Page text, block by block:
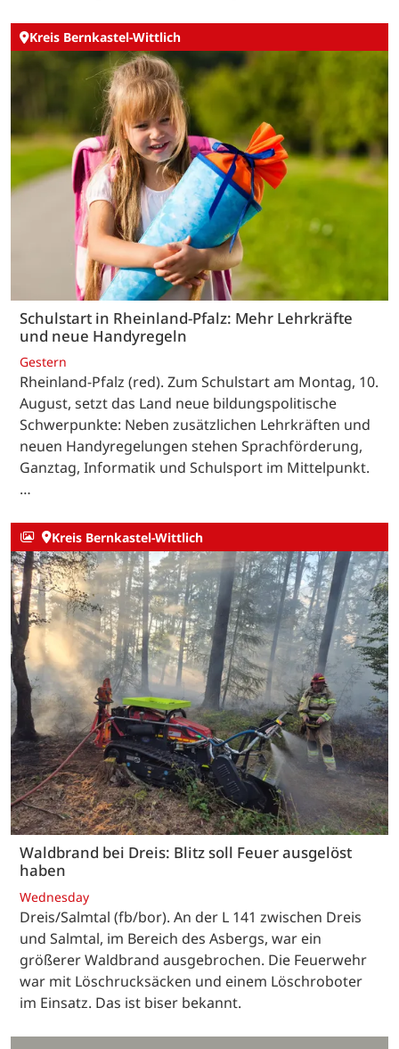
Kreis Bernkastel-Wittlich
Schulstart in Rheinland-Pfalz: Mehr Lehrkräfte
und neue Handyregeln
Gestern
Rheinland-Pfalz (red). Zum Schulstart am Montag, 10.
August, setzt das Land neue bildungspolitische
Schwerpunkte: Neben zusätzlichen Lehrkräften und
neuen Handyregelungen stehen Sprachförderung,
Ganztag, Informatik und Schulsport im Mittelpunkt.
…
Kreis Bernkastel-Wittlich
Waldbrand bei Dreis: Blitz soll Feuer ausgelöst
haben
Wednesday
Dreis/Salmtal (fb/bor). An der L 141 zwischen Dreis
und Salmtal, im Bereich des Asbergs, war ein
größerer Waldbrand ausgebrochen. Die Feuerwehr
war mit Löschrucksäcken und einem Löschroboter
im Einsatz. Das ist biser bekannt.